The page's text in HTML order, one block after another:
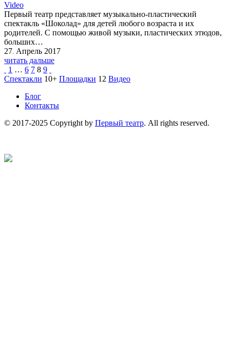
Video
Первый театр представляет музыкально-пластический
спектакль «Шоколад» для детей любого возраста и их
родителей. С помощью живой музыки, пластических этюдов,
больших…
27. Апрель 2017
читать дальше
1 … 6 7 8 9
Спектакли 10+ Площадки 12 Видео
Блог
Контакты
© 2017-2025 Copyright by Первый театр. All rights reserved.